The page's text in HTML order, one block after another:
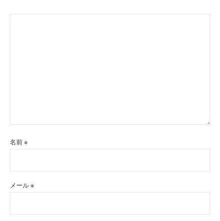
名前※
メール※